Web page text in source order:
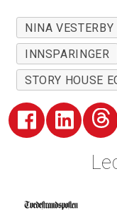
NINA VESTERBY
INNSPARINGER
STORY HOUSE